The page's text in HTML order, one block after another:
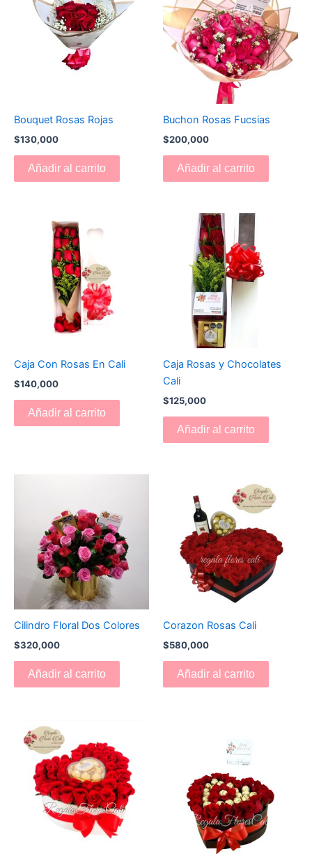
Bouquet Rosas Rojas
$130,000
Añadir al carrito
Buchon Rosas Fucsias
$200,000
Añadir al carrito
Caja Con Rosas En Cali
$140,000
Añadir al carrito
Caja Rosas y Chocolates
Cali
$125,000
Añadir al carrito
Cilindro Floral Dos Colores
$320,000
Añadir al carrito
Corazon Rosas Cali
$580,000
Añadir al carrito